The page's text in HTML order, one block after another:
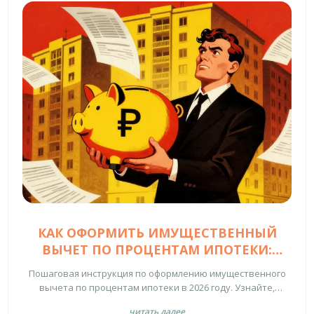
КАК ОФОРМИТЬ ИМУЩЕСТВЕННЫЙ
ВЫЧЕТ ПО ПРОЦЕНТАМ ИПОТЕКИ:
ПОШАГОВАЯ ИНСТРУКЦИЯ НА 2026 ГОД
Пошаговая инструкция по оформлению имущественного
вычета по процентам ипотеки в 2026 году. Узнайте,
читать далее